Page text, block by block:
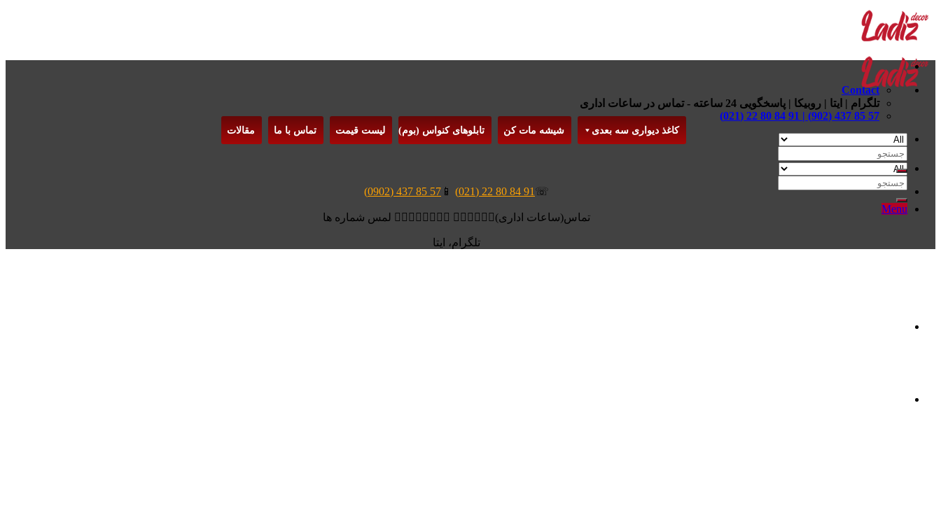
Skip
content
کاغذ دیواری سه بعدی شیشه مات کن تابلوهای کنواس (بوم) لیست قیمت تماس با ما مقالات
جستجو
Menu
Contact
تلگرام | ایتا | روبیکا | پاسخگویی 24 ساعته - تماس در ساعات اداری
57 85 437 (902) | 91 84 80 22 (021)
جستجو
برای:
☏
91 84 80 22 (021)
📱
57 85 437 (0902)
تماس(ساعات اداری)👆🏻👆🏻👆🏻 👆🏻👆🏻👆🏻👆🏻 لمس شماره ها
تلگرام، ایتا